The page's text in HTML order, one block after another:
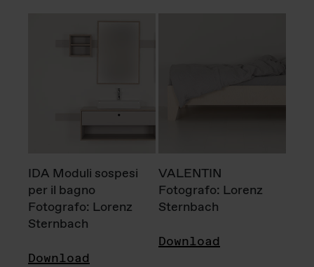
IDA Moduli sospesi
per il bagno
Fotografo: Lorenz
Sternbach
Download
VALENTIN
Fotografo: Lorenz
Sternbach
Download